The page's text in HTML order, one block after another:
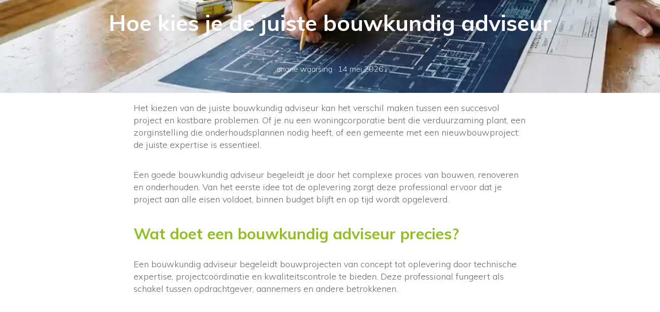
Hoe kies je de juiste bouwkundig adviseur
ariane waarsing · 14 mei 2026
Het kiezen van de juiste bouwkundig adviseur kan het verschil maken tussen een succesvol
project en kostbare problemen. Of je nu een woningcorporatie bent die verduurzaming plant, een
zorginstelling die onderhoudsplannen nodig heeft, of een gemeente met een nieuwbouwproject:
de juiste expertise is essentieel.
Een goede bouwkundig adviseur begeleidt je door het complexe proces van bouwen, renoveren
en onderhouden. Van het eerste idee tot de oplevering zorgt deze professional ervoor dat je
project aan alle eisen voldoet, binnen budget blijft en op tijd wordt opgeleverd.
Wat doet een bouwkundig adviseur precies?
Een bouwkundig adviseur begeleidt bouwprojecten van concept tot oplevering door technische
expertise, projectcoördinatie en kwaliteitscontrole te bieden. Deze professional fungeert als
schakel tussen opdrachtgever, aannemers en andere betrokkenen.